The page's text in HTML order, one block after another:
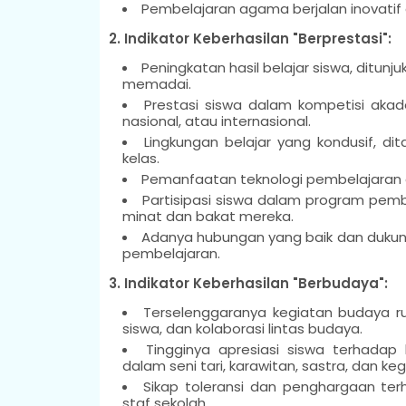
Pembelajaran agama berjalan
2. Indikator Keberhasilan "Berprestasi":
Peningkatan hasil belajar siswa,
memadai.
Prestasi siswa dalam kompetisi
nasional, atau internasional.
Lingkungan belajar yang kondusif,
kelas.
Pemanfaatan teknologi pembelajaran
Partisipasi siswa dalam program
minat dan bakat mereka.
Adanya hubungan yang baik dan
pembelajaran.
3. Indikator Keberhasilan "Berbudaya":
Terselenggaranya kegiatan budaya
siswa, dan kolaborasi lintas budaya.
Tingginya apresiasi siswa
dalam seni tari, karawitan, sastra, dan
Sikap toleransi dan penghargaan